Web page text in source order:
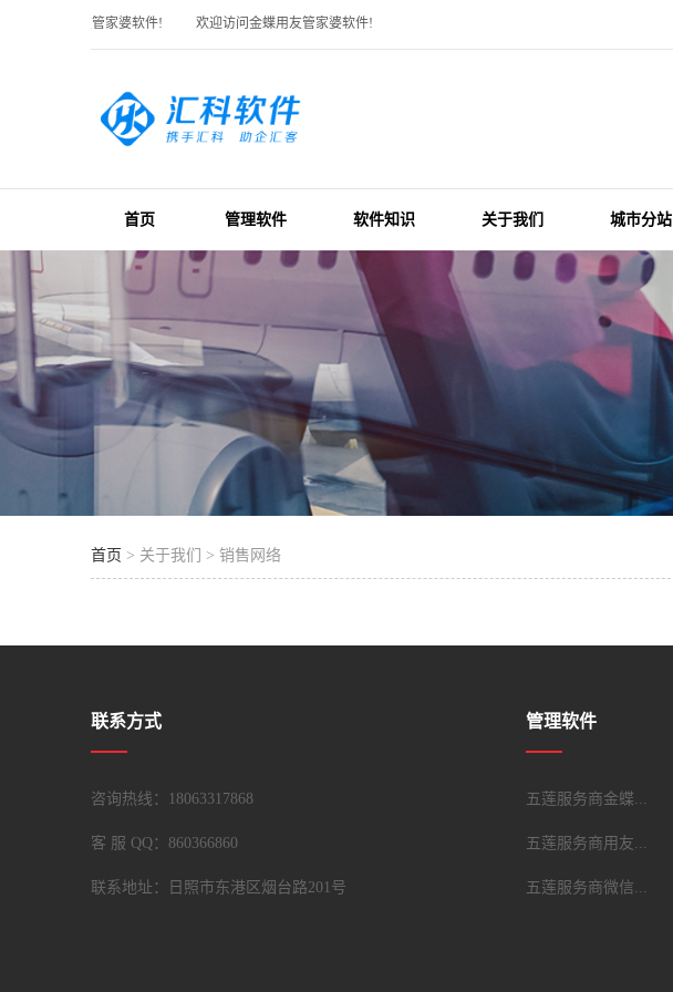
访问金蝶用友管家婆软件! 欢迎访问金蝶用友管家婆软件!
首页 管理软件 软件知识 关于我们 城市分站
首页 > 关于我们 > 销售网络
联系方式
咨询热线：18063317868
客 服 QQ： 860366860
联系地址：日照市东港区烟台路201号
管理软件
五莲服务商金蝶...
五莲服务商用友...
五莲服务商微信...